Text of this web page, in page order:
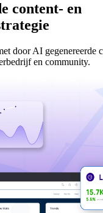
content- en
door AI gegenereerde
en community.